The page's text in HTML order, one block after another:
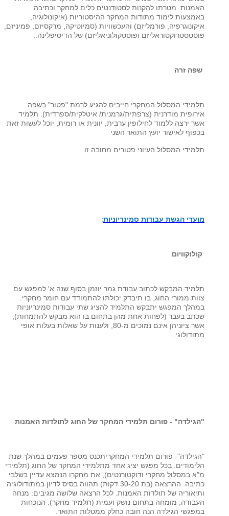
האמנות. מטרתו להקנות לסטודנטים כלים למחקר וכתיבה
באמצעות לימוד מתודות המחקר ההיסטוריות (איקונולוגיה,
איקונוגרפיה, פורמליזם) והעכשוויות (סמיוטיקה, מרקסיזם, פמיניזם,
פוסטסטרוקטוראליזם ופוסטקולוניאליזם) של הדיסיפלינה..
שפה זרה
תלמידי המסלול המחקרי חייבים להגיע לרמת "פטור" בשפה
אירופית מודרנית (צרפתית/גרמנית/ איטלקית/ספרדית). תלמיד
אשר ירצה ללמוד לחילופין ערבית, יוונית או רומית, יוכל לעשות זאת
בכפוף לאישור יועץ התואר השני
תלמידי המסלול העיוני פטורים מחובה זו.
מועדי הגשת עבודות סמינריוניות:
קולוקוויום
תלמיד המבקש לכתוב עבודת גמר יוזמן בסוף שנה א' למפגש עם
צוות ממורי החוג, בו תיבדק יכולתו להתמודד עם חומר מחקרי.
במהלך המפגש יתבקש התלמיד להציג שתי עבודות סמינריוניות
שכתב בעבר (לפחות אחת מהן בתחום בו הוא מבקש להתמחות),
אשר ציוניהן אינם נמוכים מ-80, ולענות על שאלות בעלות אופי
מתודולוגי.
"הגילדה" - פורום תלמידי המחקר של החוג לתולדות האמנות
"הגילדה"- פורום תלמידי המחקריתכנס מספר פעמים במהלך שנת
הלימודים. בכל מפגש יציג אחד מתלמידי המחקר של החוג (תלמידי
מ"א במסלול מחקרי ודוקטורנטים), את מחקרו הנמצא עדיין בשלבי
כתיבה. ההרצאה (בת 30-20 דקות) תהווה בסיס לדיון במתודולוגיה
ותיאוריה של תולדות האמנות. לכל הרצאה שלושה מגיבים: מנחה
העבודה, מומחה בתחום נושק ועמית (תלמיד מחקר). הנוכחות
במפגשי הגילדה הנה חובה כחלק ממטלות התואר.